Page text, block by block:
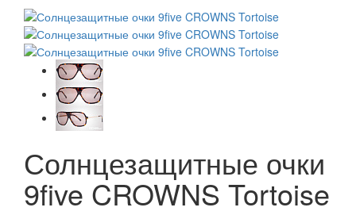
Солнцезащитные очки
9five CROWNS Tortoise